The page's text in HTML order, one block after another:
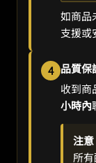
如商品
支援或
4 品質保
收到商
小時內
注意
所